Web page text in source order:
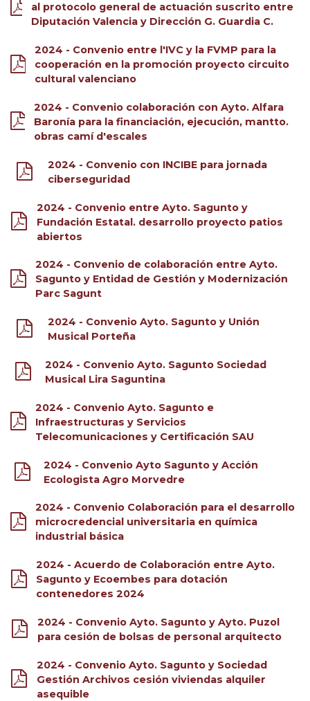
al protocolo general de actuación suscrito entre
Diputación Valencia y Dirección G. Guardia C.
2024 - Convenio entre l'IVC y la FVMP para la
cooperación en la promoción proyecto circuito
cultural valenciano
2024 - Convenio colaboración con Ayto. Alfara
Baronía para la financiación, ejecución, mantto.
obras camí d'escales
2024 - Convenio con INCIBE para jornada
ciberseguridad
2024 - Convenio entre Ayto. Sagunto y
Fundación Estatal. desarrollo proyecto patios
abiertos
2024 - Convenio de colaboración entre Ayto.
Sagunto y Entidad de Gestión y Modernización
Parc Sagunt
2024 - Convenio Ayto. Sagunto y Unión
Musical Porteña
2024 - Convenio Ayto. Sagunto Sociedad
Musical Lira Saguntina
2024 - Convenio Ayto. Sagunto e
Infraestructuras y Servicios
Telecomunicaciones y Certificación SAU
2024 - Convenio Ayto Sagunto y Acción
Ecologista Agro Morvedre
2024 - Convenio Colaboración para el desarrollo
microcredencial universitaria en química
industrial básica
2024 - Acuerdo de Colaboración entre Ayto.
Sagunto y Ecoembes para dotación
contenedores 2024
2024 - Convenio Ayto. Sagunto y Ayto. Puzol
para cesión de bolsas de personal arquitecto
2024 - Convenio Ayto. Sagunto y Sociedad
Gestión Archivos cesión viviendas alquiler
asequible